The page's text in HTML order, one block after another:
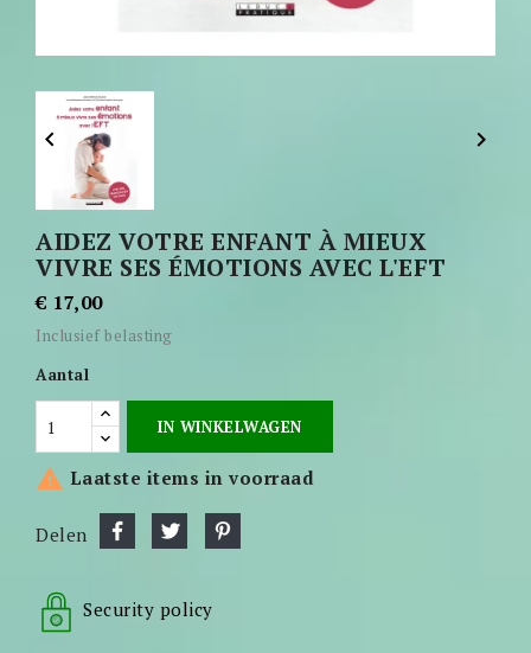
 
AIDEZ VOTRE ENFANT À MIEUX
VIVRE SES ÉMOTIONS AVEC L'EFT
€ 17,00
Inclusief belasting
Aantal
IN WINKELWAGEN
 Laatste items in voorraad
Delen
Security policy